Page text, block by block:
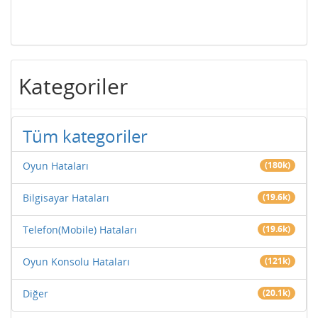
Kategoriler
Tüm kategoriler
Oyun Hataları (180k)
Bilgisayar Hataları (19.6k)
Telefon(Mobile) Hataları (19.6k)
Oyun Konsolu Hataları (121k)
Diğer (20.1k)